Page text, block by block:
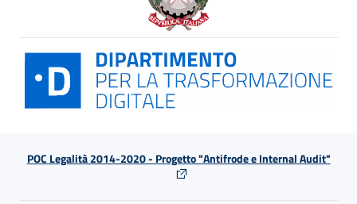
POC Legalità 2014-2020 - Progetto "Antifrode e Internal Audit"